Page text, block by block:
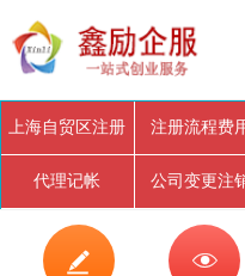
上海自贸区注册 注册流程费
代理记帐 公司变更注
 